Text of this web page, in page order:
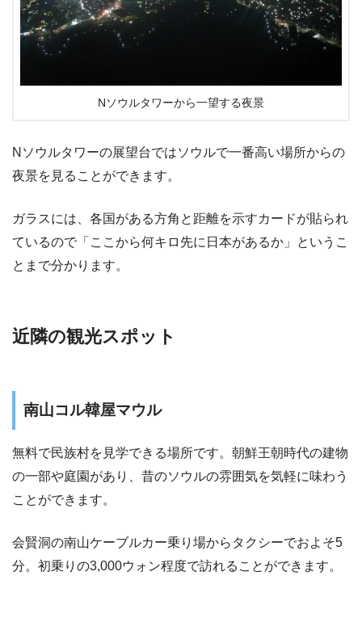
Nソウルタワーから一望する夜景
Nソウルタワーの展望台ではソウルで一番高い場所からの
夜景を見ることができます。
ガラスには、各国がある方角と距離を示すカードが貼られ
ているので「ここから何キロ先に日本があるか」というこ
とまで分かります。
近隣の観光スポット
南山コル韓屋マウル
無料で民族村を見学できる場所です。朝鮮王朝時代の建物
の一部や庭園があり、昔のソウルの雰囲気を気軽に味わう
ことができます。
会賢洞の南山ケーブルカー乗り場からタクシーでおよそ5
分。初乗りの3,000ウォン程度で訪れることができます。